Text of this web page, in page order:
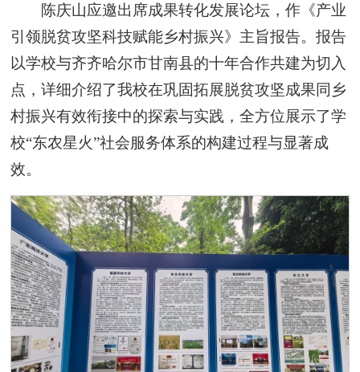
陈庆山应邀出席成果转化发展论坛，作《产业
引领脱贫攻坚科技赋能乡村振兴》主旨报告。报告
以学校与齐齐哈尔市甘南县的十年合作共建为切入
点，详细介绍了我校在巩固拓展脱贫攻坚成果同乡
村振兴有效衔接中的探索与实践，全方位展示了学
校“东农星火”社会服务体系的构建过程与显著成
效。